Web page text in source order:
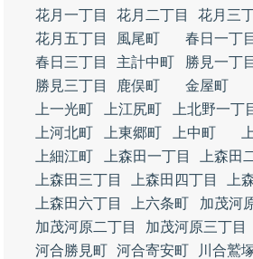
花月一丁目
花月二丁目 花月三
花月五丁目
風尾町 春日一丁目
春日三丁目
主計中町 勝見一丁目
勝見三丁目
鹿俣町 金屋町
上一光町
上江尻町 上北野一丁
上河北町
上東郷町 上中町
上細江町
上森田一丁目
上森田
上森田三丁目
上森田四丁目
上
上森田六丁目
上六条町
加茂河
加茂河原二丁目
加茂河原三丁目
河合勝見町 河合寄安町 川合鷲